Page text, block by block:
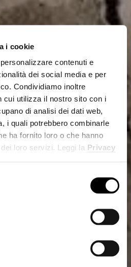
i cookie
contenuti e
dei social media e per
Condividiamo inoltre
cui utilizza il nostro sito con i
di analisi dei dati web,
i quali potrebbero combinarle
ha fornito loro o che hanno
loro servizi. Leggi la Privacy